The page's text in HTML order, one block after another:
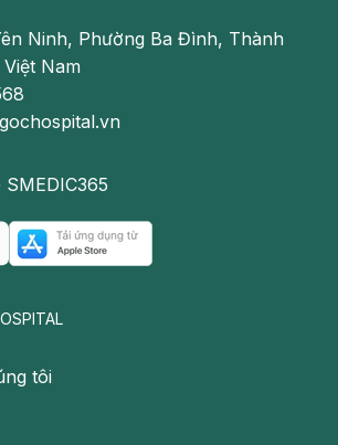
bệnh nên thực hiện một số bài
để giúp tăng cường sức mạnh cho
chế nguy cơ tái phát bệnh.
Ninh, Phường Ba Đình, Thành
Nam
tôi